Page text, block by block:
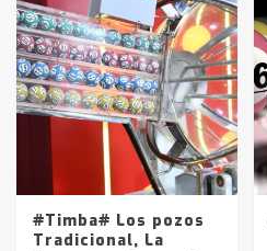
#Timba# Los pozos
Tradicional, La